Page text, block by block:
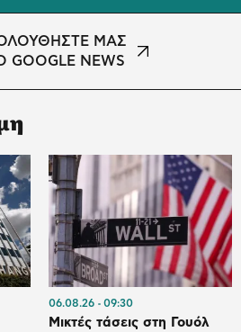
ΜΑΣ
GOOGLE NEWS
06.08.26 09:30
Μικτές τάσεις στη Γουόλ